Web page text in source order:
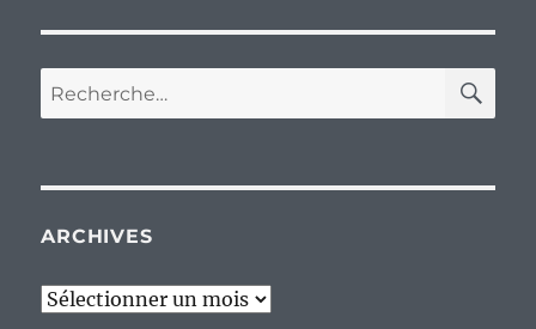
Recherche
pour :
ARCHIVES
Archives